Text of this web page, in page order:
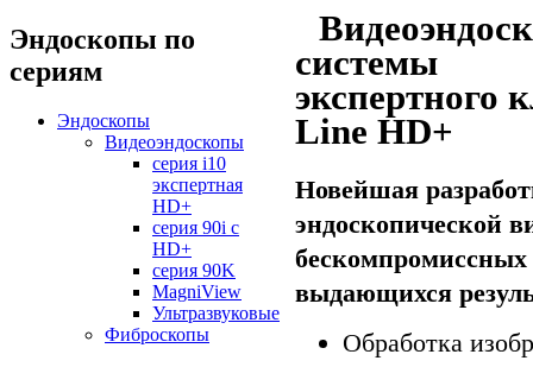
системы
экспертного
Line HD+
Новейшая
эндоскопической
выдающихся
Обработка
Эндоскопы по
сериям
Эндоскопы
Видеоэндоскопы
серия i10
экспертная
HD+
серия 90i с
HD+
серия 90K
MagniView
Ультразвуковые
Фиброскопы